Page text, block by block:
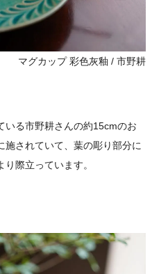
マグカップ 彩色灰釉 / 市野耕
いる市野耕さんの約15cmのお
施されていて、葉の彫り部分に
際立っています。